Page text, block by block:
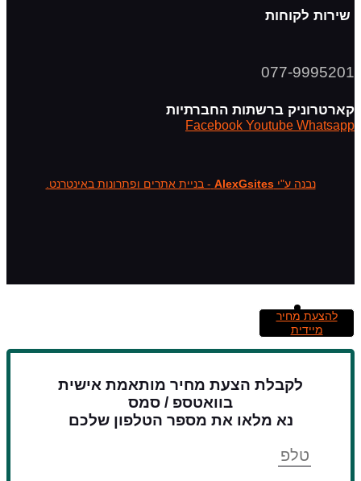
שירות לקוחות
077-9995201
קארטרוניק ברשתות החברתיות
Facebook Youtube Whatsapp
נבנה ע"יAlexGsites - בניית אתרים ופתרונות באינטרנט.
להצעת מחיר
מיידית
לקבלת הצעת מחיר מותאמת אישית
בוואטספ / סמס
נא מלאו את מספר הטלפון שלכם